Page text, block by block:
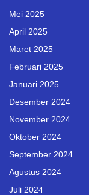
Mei 2025
April 2025
Maret 2025
Februari 2025
Januari 2025
Desember 2024
November 2024
Oktober 2024
September 2024
Agustus 2024
Juli 2024